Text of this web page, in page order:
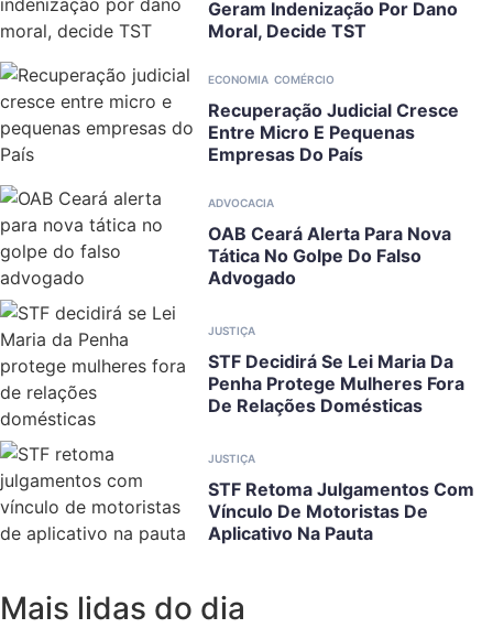
Geram Indenização Por Dano
Moral, Decide TST
ECONOMIA COMÉRCIO
Recuperação Judicial Cresce
Entre Micro E Pequenas
Empresas Do País
ADVOCACIA
OAB Ceará Alerta Para Nova
Tática No Golpe Do Falso
Advogado
JUSTIÇA
STF Decidirá Se Lei Maria Da
Penha Protege Mulheres Fora
De Relações Domésticas
JUSTIÇA
STF Retoma Julgamentos Com
Vínculo De Motoristas De
Aplicativo Na Pauta
Mais lidas do dia